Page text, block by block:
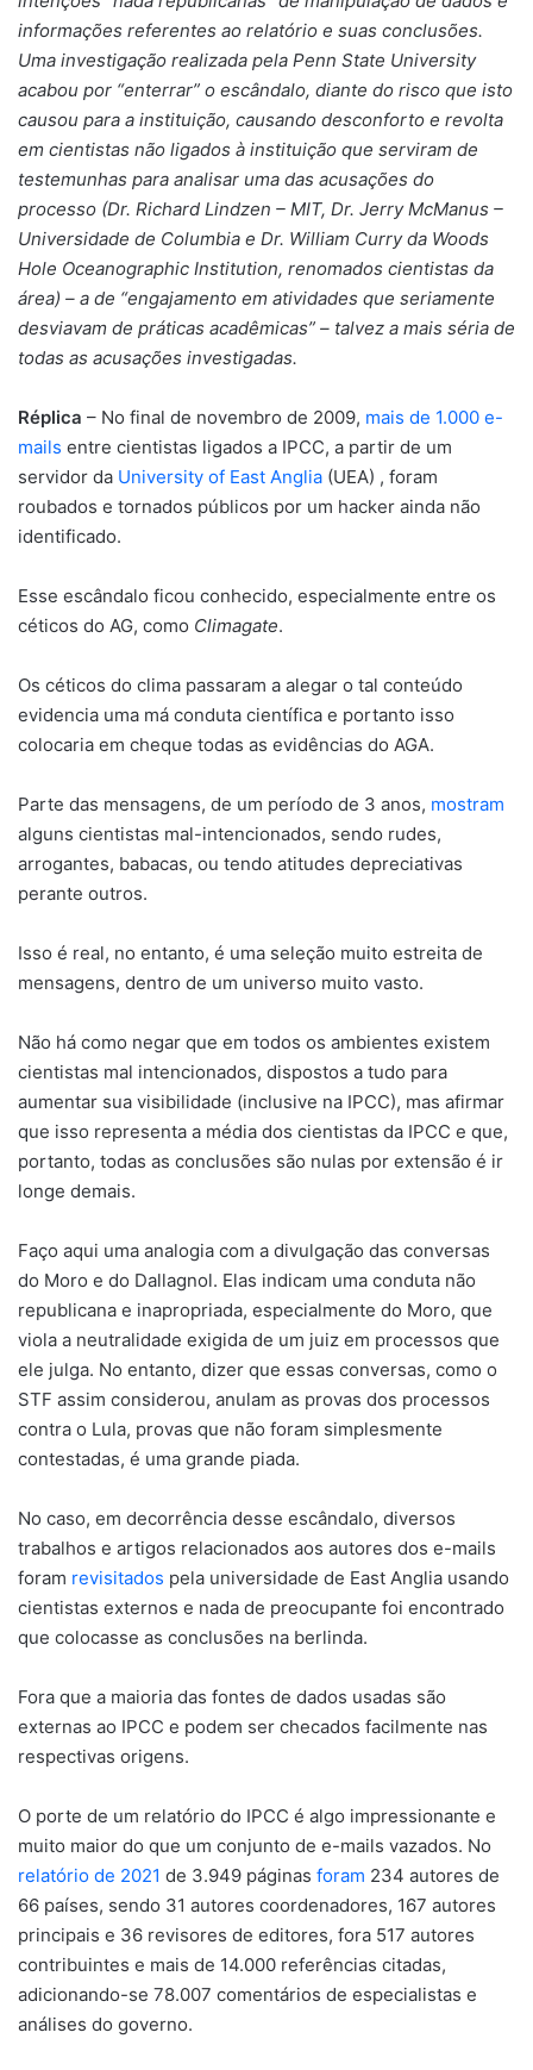
informações referentes ao relatório e suas conclusões.
Uma investigação realizada pela Penn State University
acabou por “enterrar” o escândalo, diante do risco que isto
causou para a instituição, causando desconforto e revolta
em cientistas não ligados à instituição que serviram de
testemunhas para analisar uma das acusações do
processo (Dr. Richard Lindzen – MIT, Dr. Jerry McManus –
Universidade de Columbia e Dr. William Curry da Woods
Hole Oceanographic Institution, renomados cientistas da
área) – a de “engajamento em atividades que seriamente
desviavam de práticas acadêmicas” – talvez a mais séria de
todas as acusações investigadas.
Réplica – No final de novembro de 2009, mais de 1.000 e-
mails entre cientistas ligados a IPCC, a partir de um
servidor da University of East Anglia (UEA) , foram
roubados e tornados públicos por um hacker ainda não
identificado.
Esse escândalo ficou conhecido, especialmente entre os
céticos do AG, como Climagate.
Os céticos do clima passaram a alegar o tal conteúdo
evidencia uma má conduta científica e portanto isso
colocaria em cheque todas as evidências do AGA.
Parte das mensagens, de um período de 3 anos, mostram
alguns cientistas mal-intencionados, sendo rudes,
arrogantes, babacas, ou tendo atitudes depreciativas
perante outros.
Isso é real, no entanto, é uma seleção muito estreita de
mensagens, dentro de um universo muito vasto.
Não há como negar que em todos os ambientes existem
cientistas mal intencionados, dispostos a tudo para
aumentar sua visibilidade (inclusive na IPCC), mas afirmar
que isso representa a média dos cientistas da IPCC e que,
portanto, todas as conclusões são nulas por extensão é ir
longe demais.
Faço aqui uma analogia com a divulgação das conversas
do Moro e do Dallagnol. Elas indicam uma conduta não
republicana e inapropriada, especialmente do Moro, que
viola a neutralidade exigida de um juiz em processos que
ele julga. No entanto, dizer que essas conversas, como o
STF assim considerou, anulam as provas dos processos
contra o Lula, provas que não foram simplesmente
contestadas, é uma grande piada.
No caso, em decorrência desse escândalo, diversos
trabalhos e artigos relacionados aos autores dos e-mails
foram revisitados pela universidade de East Anglia usando
cientistas externos e nada de preocupante foi encontrado
que colocasse as conclusões na berlinda.
Fora que a maioria das fontes de dados usadas são
externas ao IPCC e podem ser checados facilmente nas
respectivas origens.
O porte de um relatório do IPCC é algo impressionante e
muito maior do que um conjunto de e-mails vazados. No
relatório de 2021 de 3.949 páginas foram 234 autores de
66 países, sendo 31 autores coordenadores, 167 autores
principais e 36 revisores de editores, fora 517 autores
contribuintes e mais de 14.000 referências citadas,
adicionando-se 78.007 comentários de especialistas e
análises do governo.